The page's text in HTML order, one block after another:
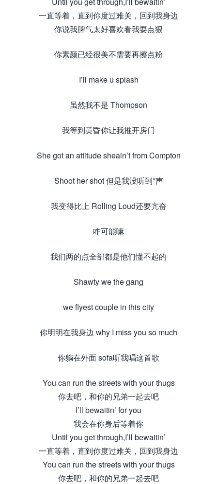
一直等着，直到你度过难关，回到我身边
你说我脾气太好喜欢看我耍点狠
你素颜已经很美不需要再擦点粉
I’ll make u splash
虽然我不是 Thompson
我等到黄昏你让我推开房门
She got an attitude sheain’t from Compton
Shoot her shot 但是我没听到*声
我变得比上 Rolling Loud还要亢奋
咋可能嘛
我们两的点全部都是他们懂不起的
Shawty we the gang
we flyest couple in this city
你明明在我身边 why I miss you so much
你躺在外面 sofa听我唱这首歌
You can run the streets with your thugs
你去吧，和你的兄弟一起去吧
I’ll bewaitin’ for you
我会在你身后等着你
Until you get through,I’ll bewaitin’
一直等着，直到你度过难关，回到我身边
You can run the streets with your thugs
你去吧，和你的兄弟一起去吧